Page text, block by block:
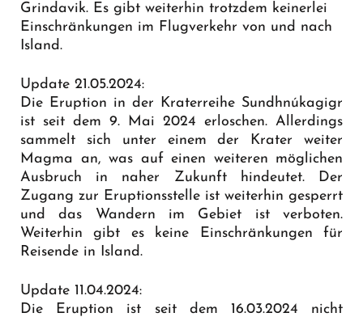
Grindavik. Es gibt weiterhin trotzdem keinerlei
Einschränkungen im Flugverkehr von und nach
Island.
Update 21.05.2024:
Die Eruption in der Kraterreihe Sundhnúkagigr
ist seit dem 9. Mai 2024 erloschen. Allerdings
sammelt sich unter einem der Krater weiter
Magma an, was auf einen weiteren möglichen
Ausbruch in naher Zukunft hindeutet. Der
Zugang zur Eruptionsstelle ist weiterhin gesperrt
und das Wandern im Gebiet ist verboten.
Weiterhin gibt es keine Einschränkungen für
Reisende in Island.
Update 11.04.2024:
Die Eruption ist seit dem 16.03.2024 nicht